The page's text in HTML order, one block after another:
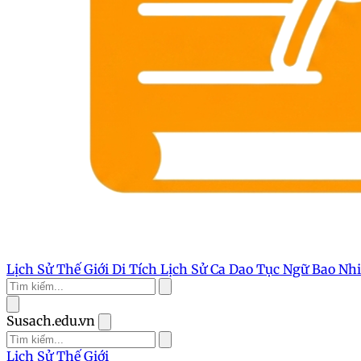
Lịch Sử Thế Giới Di Tích Lịch SửCa Dao Tục NgữBao
Susach.edu.vn
Lịch Sử Thế Giới